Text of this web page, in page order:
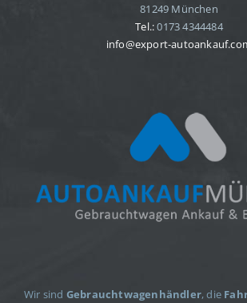
81249 München
Tel.:0173 4344484
info@export-
Wir sind Gebrauchtwagenhändler, die